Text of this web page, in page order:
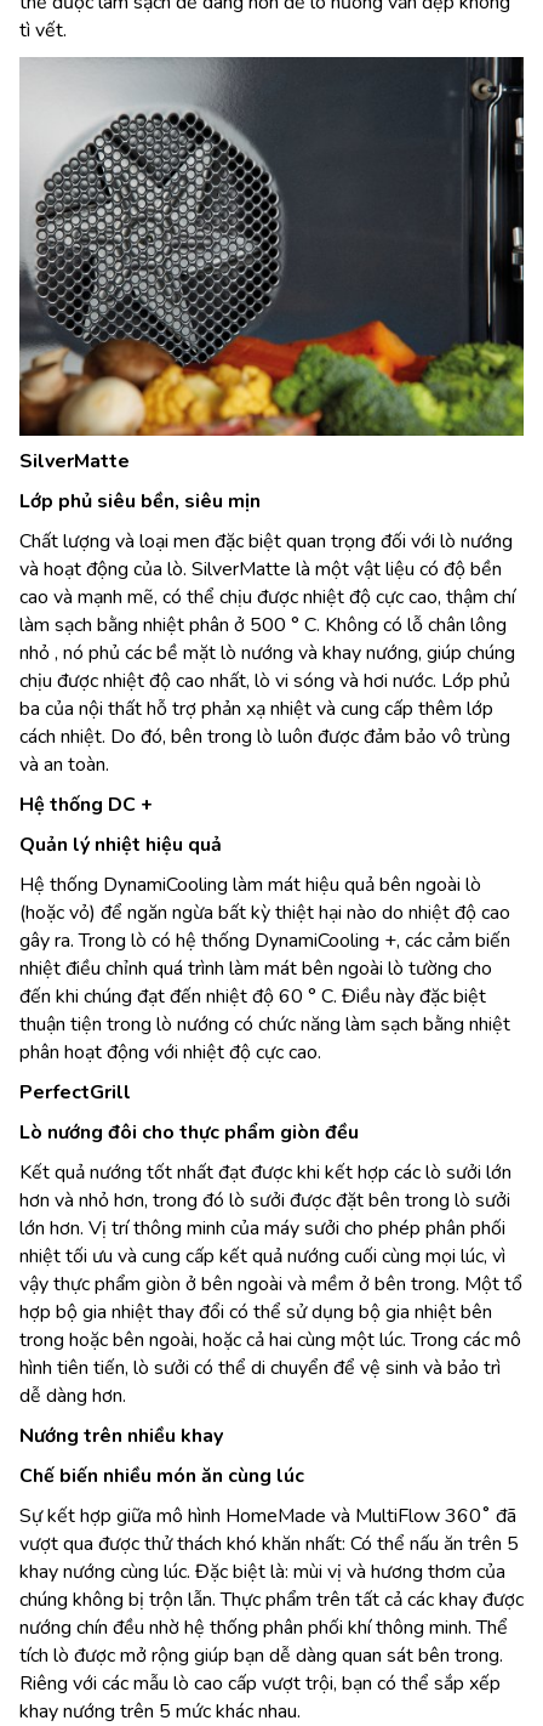
tì vết.
SilverMatte
Lớp phủ siêu bền, siêu mịn
Chất lượng và loại men đặc biệt quan trọng đối với lò nướng
và hoạt động của lò. SilverMatte là một vật liệu có độ bền
cao và mạnh mẽ, có thể chịu được nhiệt độ cực cao, thậm chí
làm sạch bằng nhiệt phân ở 500 ° C. Không có lỗ chân lông
nhỏ , nó phủ các bề mặt lò nướng và khay nướng, giúp chúng
chịu được nhiệt độ cao nhất, lò vi sóng và hơi nước. Lớp phủ
ba của nội thất hỗ trợ phản xạ nhiệt và cung cấp thêm lớp
cách nhiệt. Do đó, bên trong lò luôn được đảm bảo vô trùng
và an toàn.
Hệ thống DC +
Quản lý nhiệt hiệu quả
Hệ thống DynamiCooling làm mát hiệu quả bên ngoài lò
(hoặc vỏ) để ngăn ngừa bất kỳ thiệt hại nào do nhiệt độ cao
gây ra. Trong lò có hệ thống DynamiCooling +, các cảm biến
nhiệt điều chỉnh quá trình làm mát bên ngoài lò tường cho
đến khi chúng đạt đến nhiệt độ 60 ° C. Điều này đặc biệt
thuận tiện trong lò nướng có chức năng làm sạch bằng nhiệt
phân hoạt động với nhiệt độ cực cao.
PerfectGrill
Lò nướng đôi cho thực phẩm giòn đều
Kết quả nướng tốt nhất đạt được khi kết hợp các lò sưởi lớn
hơn và nhỏ hơn, trong đó lò sưởi được đặt bên trong lò sưởi
lớn hơn. Vị trí thông minh của máy sưởi cho phép phân phối
nhiệt tối ưu và cung cấp kết quả nướng cuối cùng mọi lúc, vì
vậy thực phẩm giòn ở bên ngoài và mềm ở bên trong. Một tổ
hợp bộ gia nhiệt thay đổi có thể sử dụng bộ gia nhiệt bên
trong hoặc bên ngoài, hoặc cả hai cùng một lúc. Trong các mô
hình tiên tiến, lò sưởi có thể di chuyển để vệ sinh và bảo trì
dễ dàng hơn.
Nướng trên nhiều khay
Chế biến nhiều món ăn cùng lúc
Sự kết hợp giữa mô hình HomeMade và MultiFlow 360˚ đã
vượt qua được thử thách khó khăn nhất: Có thể nấu ăn trên 5
khay nướng cùng lúc. Đặc biệt là: mùi vị và hương thơm của
chúng không bị trộn lẫn. Thực phẩm trên tất cả các khay được
nướng chín đều nhờ hệ thống phân phối khí thông minh. Thể
tích lò được mở rộng giúp bạn dễ dàng quan sát bên trong.
Riêng với các mẫu lò cao cấp vượt trội, bạn có thể sắp xếp
khay nướng trên 5 mức khác nhau.